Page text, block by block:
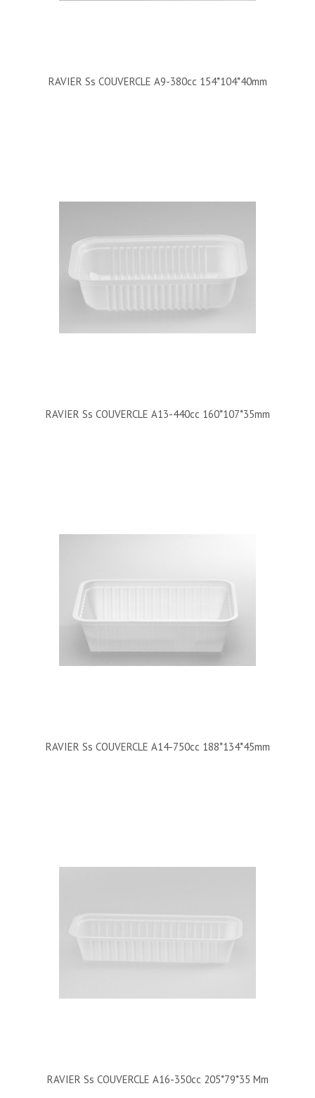
RAVIER Ss COUVERCLE A9-380cc 154*104*40mm
RAVIER Ss COUVERCLE A13-440cc 160*107*35mm
RAVIER Ss COUVERCLE A14-750cc 188*134*45mm
RAVIER Ss COUVERCLE A16-350cc 205*79*35 Mm